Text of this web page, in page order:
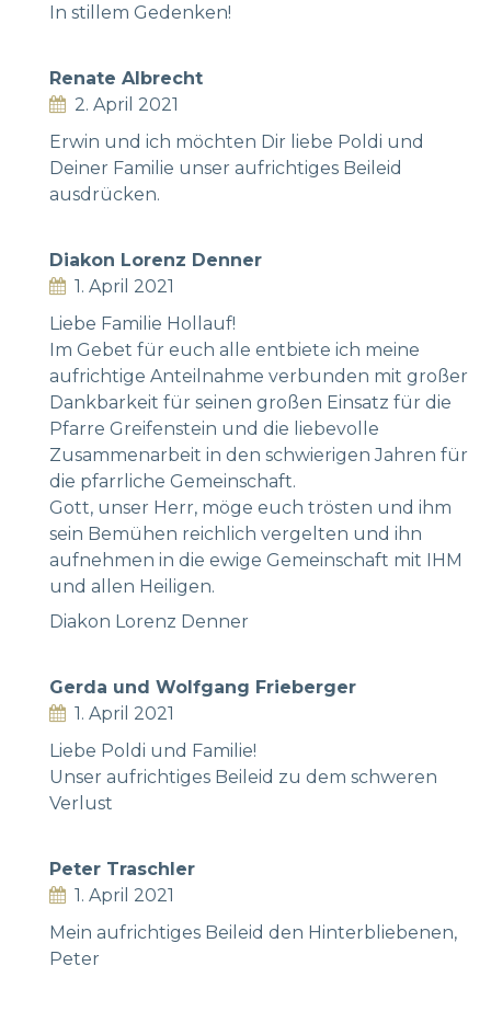
In stillem Gedenken!
Renate Albrecht
2. April 2021
Erwin und ich möchten Dir liebe Poldi und
Deiner Familie unser aufrichtiges Beileid
ausdrücken.
Diakon Lorenz Denner
1. April 2021
Liebe Familie Hollauf!
Im Gebet für euch alle entbiete ich meine
aufrichtige Anteilnahme verbunden mit großer
Dankbarkeit für seinen großen Einsatz für die
Pfarre Greifenstein und die liebevolle
Zusammenarbeit in den schwierigen Jahren für
die pfarrliche Gemeinschaft.
Gott, unser Herr, möge euch trösten und ihm
sein Bemühen reichlich vergelten und ihn
aufnehmen in die ewige Gemeinschaft mit IHM
und allen Heiligen.
Diakon Lorenz Denner
Gerda und Wolfgang Frieberger
1. April 2021
Liebe Poldi und Familie!
Unser aufrichtiges Beileid zu dem schweren
Verlust
Peter Traschler
1. April 2021
Mein aufrichtiges Beileid den Hinterbliebenen,
Peter